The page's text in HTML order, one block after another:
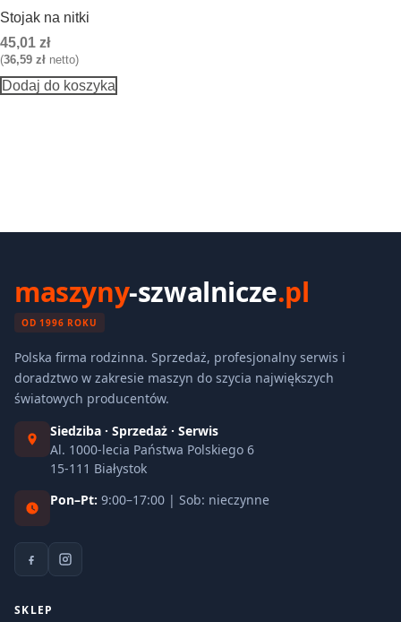
Stojak na nitki
45,01 zł
(36,59 zł netto)
Dodaj do koszyka
maszyny-szwalnicze.pl
OD 1996 ROKU
Polska firma rodzinna. Sprzedaż, profesjonalny serwis i
doradztwo w zakresie maszyn do szycia największych
światowych producentów.
Siedziba · Sprzedaż · Serwis
Al. 1000-lecia Państwa Polskiego 6
15-111 Białystok
Pon–Pt: 9:00–17:00 | Sob: nieczynne
SKLEP